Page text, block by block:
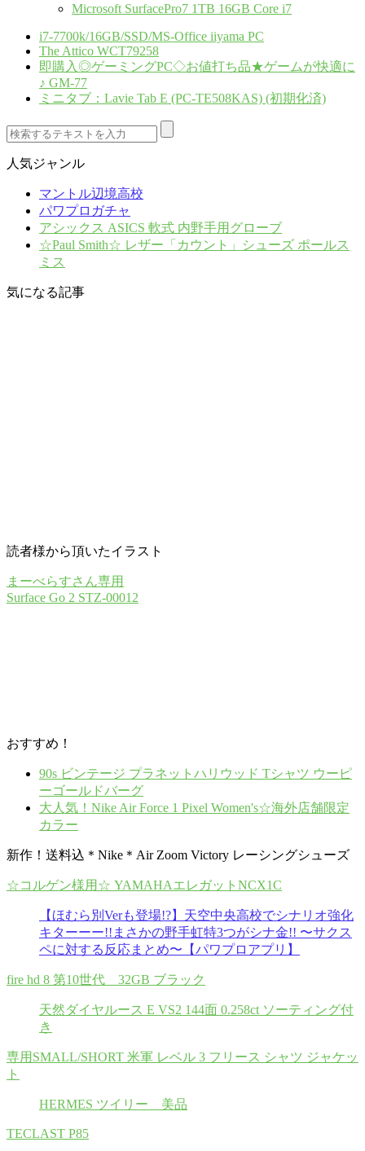
Microsoft SurfacePro7 1TB 16GB Core i7
i7-7700k/16GB/SSD/MS-Office iiyama PC
The Attico WCT79258
即購入◎ゲーミングPC◇お値打ち品★ゲームが快適に
♪ GM-77
ミニタブ：Lavie Tab E (PC-TE508KAS) (初期化済)
人気ジャンル
マントル辺境高校
パワプロガチャ
アシックス ASICS 軟式 内野手用グローブ
☆Paul Smith☆ レザー「カウント」シューズ ポールス
ミス
気になる記事
読者様から頂いたイラスト
まーべらすさん専用
Surface Go 2 STZ-00012
おすすめ！
90s ビンテージ プラネットハリウッド Tシャツ ウーピ
ーゴールドバーグ
大人気！Nike Air Force 1 Pixel Women's☆海外店舗限定
カラー
新作！送料込＊Nike＊Air Zoom Victory レーシングシューズ
☆コルゲン様用☆ YAMAHAエレガットNCX1C
【ほむら別Verも登場!?】天空中央高校でシナリオ強化
キターーー!!まさかの野手虹特3つがシナ金!! 〜サクス
ペに対する反応まとめ〜【パワプロアプリ】
fire hd 8 第10世代 32GB ブラック
天然ダイヤルース E VS2 144面 0.258ct ソーティング付
き
専用SMALL/SHORT 米軍 レベル 3 フリース シャツ ジャケッ
ト
HERMES ツイリー 美品
TECLAST P85